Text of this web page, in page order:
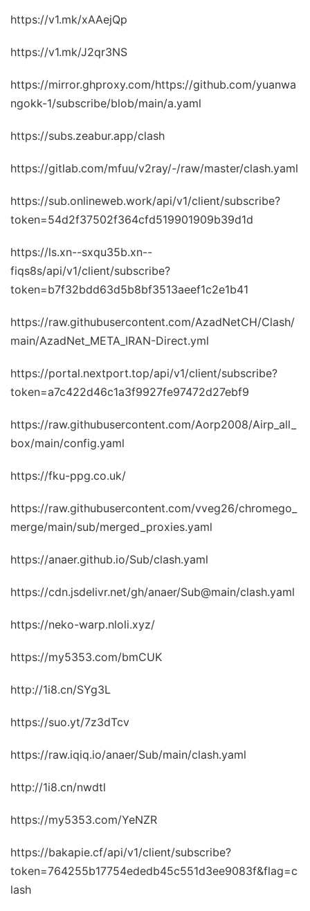
https://v1.mk/xAAejQp
https://v1.mk/J2qr3NS
https://mirror.ghproxy.com/https://github.com/yuanwa
ngokk-1/subscribe/blob/main/a.yaml
https://subs.zeabur.app/clash
https://gitlab.com/mfuu/v2ray/-/raw/master/clash.yaml
https://sub.onlineweb.work/api/v1/client/subscribe?
token=54d2f37502f364cfd519901909b39d1d
https://ls.xn--sxqu35b.xn--
fiqs8s/api/v1/client/subscribe?
token=b7f32bdd63d5b8bf3513aeef1c2e1b41
https://raw.githubusercontent.com/AzadNetCH/Clash/
main/AzadNet_META_IRAN-Direct.yml
https://portal.nextport.top/api/v1/client/subscribe?
token=a7c422d46c1a3f9927fe97472d27ebf9
https://raw.githubusercontent.com/Aorp2008/Airp_all_
box/main/config.yaml
https://fku-ppg.co.uk/
https://raw.githubusercontent.com/vveg26/chromego_
merge/main/sub/merged_proxies.yaml
https://anaer.github.io/Sub/clash.yaml
https://cdn.jsdelivr.net/gh/anaer/Sub@main/clash.yaml
https://neko-warp.nloli.xyz/
https://my5353.com/bmCUK
http://1i8.cn/SYg3L
https://suo.yt/7z3dTcv
https://raw.iqiq.io/anaer/Sub/main/clash.yaml
http://1i8.cn/nwdtl
https://my5353.com/YeNZR
https://bakapie.cf/api/v1/client/subscribe?
token=764255b17754ededb45c551d3ee9083f&flag=c
lash